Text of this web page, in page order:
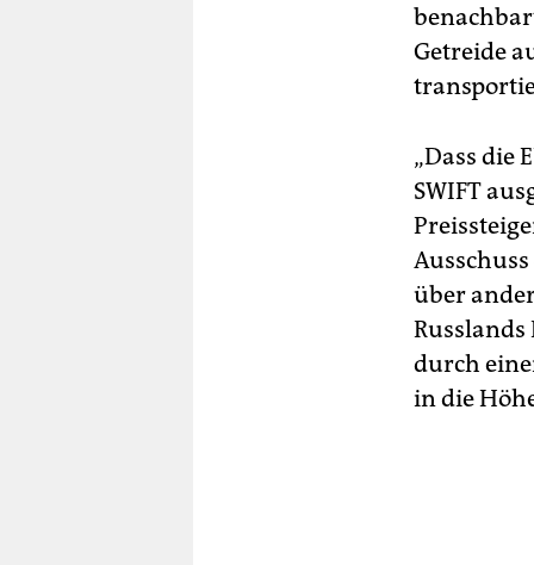
Getreide
„Dass die
SWIFT
über
Russlands
durch
in die